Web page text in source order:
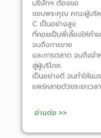
บริษัทฯ ต้องขอ
ขอบพระคุณ คณะผู้บริห
C เป็นอย่างสูง
ที่คอยเป็นพี่เลี้ยงให้คำ
จนถึงการขาย
และการตลาด จนถึง
สู่ผู้บริโภค
เป็นอย่างดี จนทำให้แ
แพร่หลายด้วยระยะเวล
อ่านต่อ >>